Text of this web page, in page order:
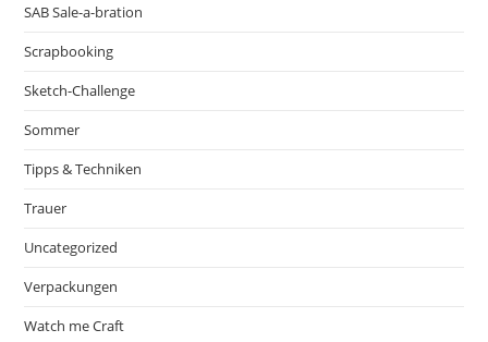
SAB Sale-a-bration
Scrapbooking
Sketch-Challenge
Sommer
Tipps & Techniken
Trauer
Uncategorized
Verpackungen
Watch me Craft